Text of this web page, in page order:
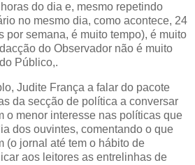
do dia e, mesmo repetindo
no mesmo dia, como acontece, 24
por semana, é muito tempo), é muito
do Observador não é muito
Público,.
Judite França a falar do pacote
da secção de política a conversar
o menor interesse nas políticas que
dos ouvintes, comentando o que
(o jornal até tem o hábito de
aos leitores as entrelinhas de